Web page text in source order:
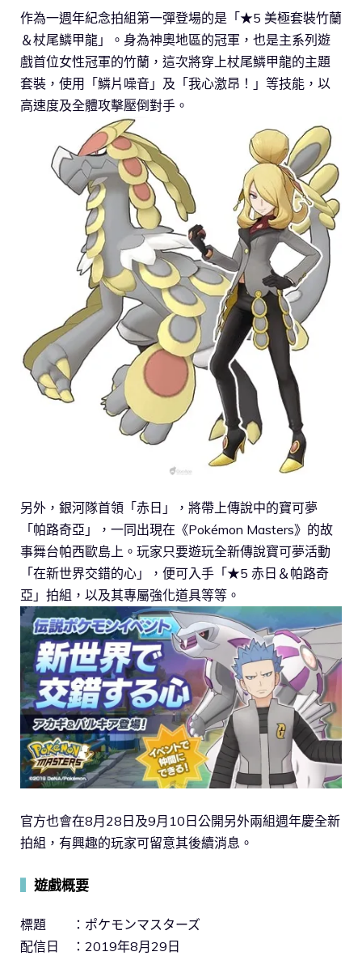
作為一週年紀念拍組第一彈登場的是「★5 美極套裝竹蘭
＆杖尾鱗甲龍」。身為神奧地區的冠軍，也是主系列遊
戲首位女性冠軍的竹蘭，這次將穿上杖尾鱗甲龍的主題
套裝，使用「鱗片噪音」及「我心激昂！」等技能，以
高速度及全體攻擊壓倒對手。
另外，銀河隊首領「赤日」，將帶上傳說中的寶可夢
「帕路奇亞」，一同出現在《Pokémon Masters》的故
事舞台帕西歐島上。玩家只要遊玩全新傳說寶可夢活動
「在新世界交錯的心」，便可入手「★5 赤日＆帕路奇
亞」拍組，以及其專屬強化道具等等。
官方也會在8月28日及9月10日公開另外兩組週年慶全新
拍組，有興趣的玩家可留意其後續消息。
遊戲概要
標題 ：ポケモンマスターズ
配信日 ：2019年8月29日